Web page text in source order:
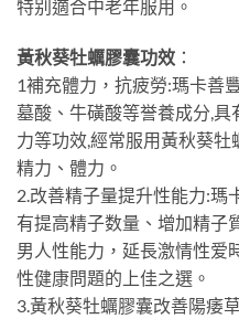
特别適合中老年服用。
黃秋葵牡蠣膠囊功效 ：
1補充體力，抗疲勞:瑪卡善
墓酸、牛磺酸等誉養成分,
力等功效,經常服用黃秋葵
精力、體力。
2.改善精子量提升性能力:瑪
有提高精子数量、增加精子
男人性能力，延長激情性爱
性健康問題的上佳之選。
3.黃秋葵牡蠣膠囊改善陽痿